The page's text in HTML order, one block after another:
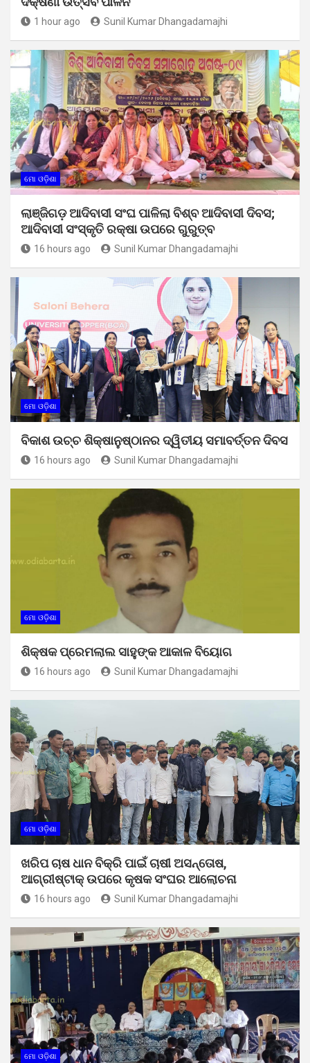
1 hour ago Sunil Kumar Dhangadamajhi
ମୋ ଓଡ଼ିଶା
ଲାଞ୍ଜିଗଡ଼ ଆଦିବାସୀ ସଂଘ ପାଳିଲା ବିଶ୍ବ ଆଦିବାସୀ ଦିବସ;
ଆଦିବାସୀ ସଂସ୍କୃତି ରକ୍ଷା ଉପରେ ଗୁରୁତ୍ବ
16 hours ago Sunil Kumar Dhangadamajhi
ମୋ ଓଡ଼ିଶା
ବିକାଶ ଉଚ୍ଚ ଶିକ୍ଷାନୁଷ୍ଠାନର ଦ୍ୱିତୀୟ ସମାବର୍ତ୍ତନ ଦିବସ
16 hours ago Sunil Kumar Dhangadamajhi
ମୋ ଓଡ଼ିଶା
ଶିକ୍ଷକ ପ୍ରେମଲାଲ ସାହୁଙ୍କ ଆକାଳ ବିୟୋଗ
16 hours ago Sunil Kumar Dhangadamajhi
ମୋ ଓଡ଼ିଶା
ଖରିପ ଚାଷ ଧାନ ବିକ୍ରି ପାଇଁ ଚାଷୀ ଅସନ୍ତୋଷ,
ଆଗ୍ରୀଷ୍ଟାକ୍ ଉପରେ କୃଷକ ସଂଘର ଆଲୋଚନା
16 hours ago Sunil Kumar Dhangadamajhi
ମୋ ଓଡ଼ିଶା